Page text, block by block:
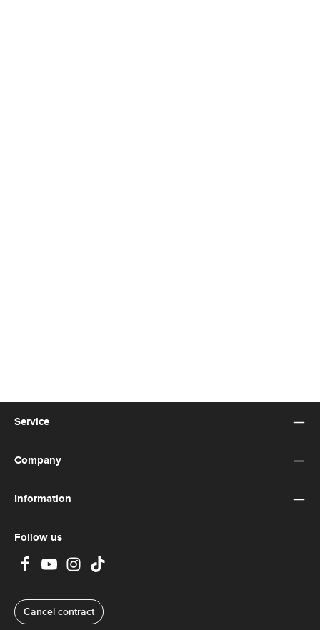
Service
Company
Information
Follow us
Cancel contract